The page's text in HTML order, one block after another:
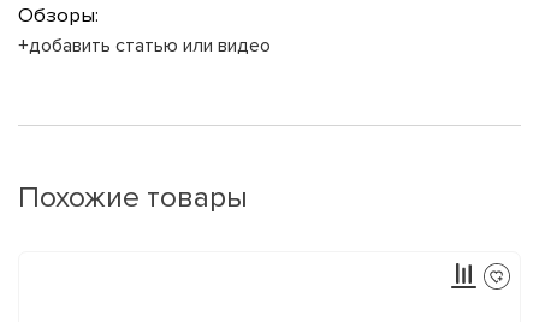
Обзоры:
+добавить статью или видео
Похожие товары